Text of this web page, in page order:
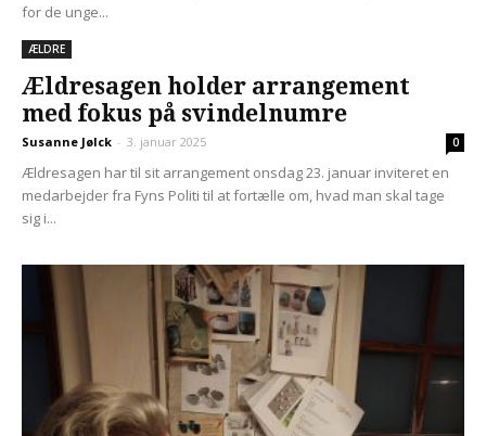
for de unge...
ÆLDRE
Ældresagen holder arrangement
med fokus på svindelnumre
Susanne Jølck - 3. januar 2025 0
Ældresagen har til sit arrangement onsdag 23. januar inviteret en
medarbejder fra Fyns Politi til at fortælle om, hvad man skal tage
sig i...